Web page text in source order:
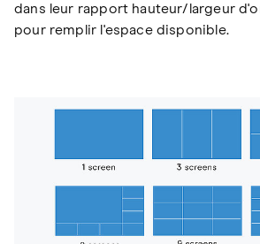
dans leur rapport hauteur/largeur
pour remplir l'espace disponible.